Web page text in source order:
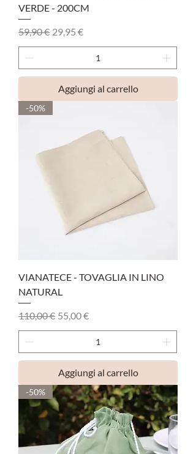
VERDE - 200CM
Prezzo regolare
59,90 € Prezzo scontato
29,95 €
Aggiungi al carrello
-50%
VIANATECE - TOVAGLIA IN LINO
NATURAL
Prezzo regolare
110,00 € Prezzo scontato
55,00 €
Aggiungi al carrello
-50%